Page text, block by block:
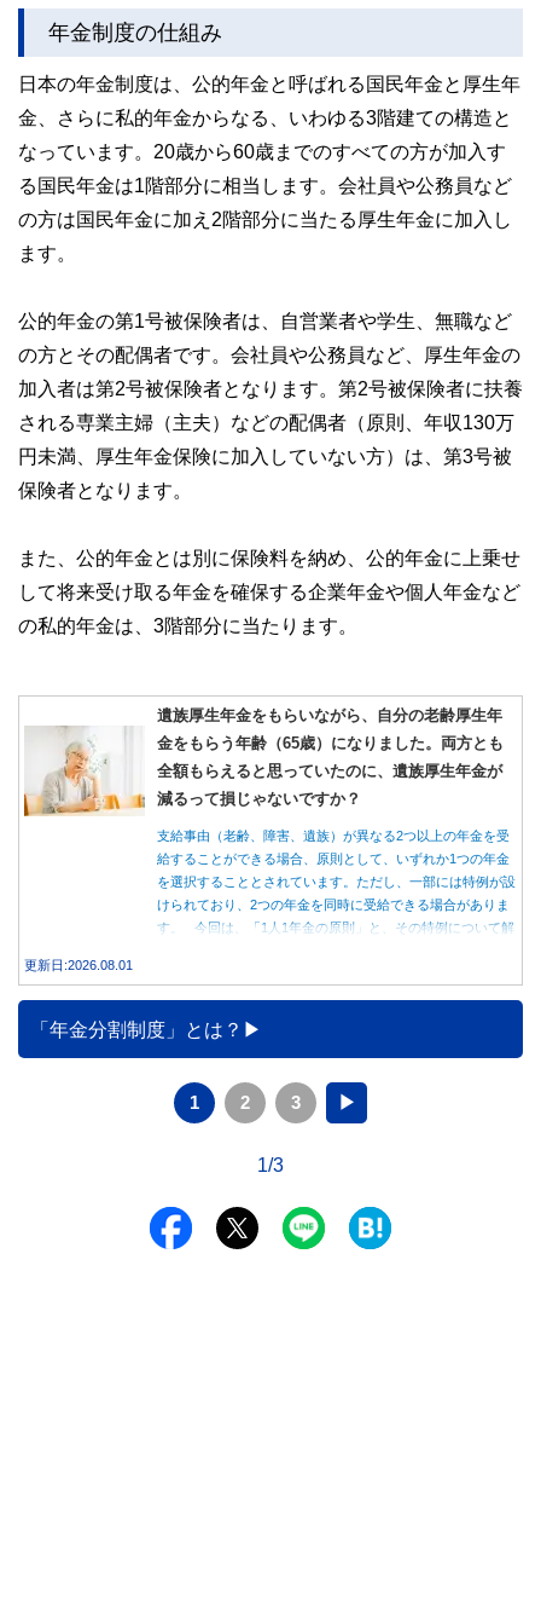
年金制度の仕組み
日本の年金制度は、公的年金と呼ばれる国民年金と厚生年
金、さらに私的年金からなる、いわゆる3階建ての構造と
なっています。20歳から60歳までのすべての方が加入す
る国民年金は1階部分に相当します。会社員や公務員など
の方は国民年金に加え2階部分に当たる厚生年金に加入し
ます。
公的年金の第1号被保険者は、自営業者や学生、無職など
の方とその配偶者です。会社員や公務員など、厚生年金の
加入者は第2号被保険者となります。第2号被保険者に扶養
される専業主婦（主夫）などの配偶者（原則、年収130万
円未満、厚生年金保険に加入していない方）は、第3号被
保険者となります。
また、公的年金とは別に保険料を納め、公的年金に上乗せ
して将来受け取る年金を確保する企業年金や個人年金など
の私的年金は、3階部分に当たります。
遺族厚生年金をもらいながら、自分の老齢厚生年
金をもらう年齢（65歳）になりました。両方とも
全額もらえると思っていたのに、遺族厚生年金が
減るって損じゃないですか？
支給事由（老齢、障害、遺族）が異なる2つ以上の年金を受
給することができる場合、原則として、いずれか1つの年金
を選択することとされています。ただし、一部には特例が設
けられており、2つの年金を同時に受給できる場合がありま
す。 今回は、「1人1年金の原則」と、その特例について解
更新日:2026.08.01
「年金分割制度」とは？
1 2 3 ▶
1/3